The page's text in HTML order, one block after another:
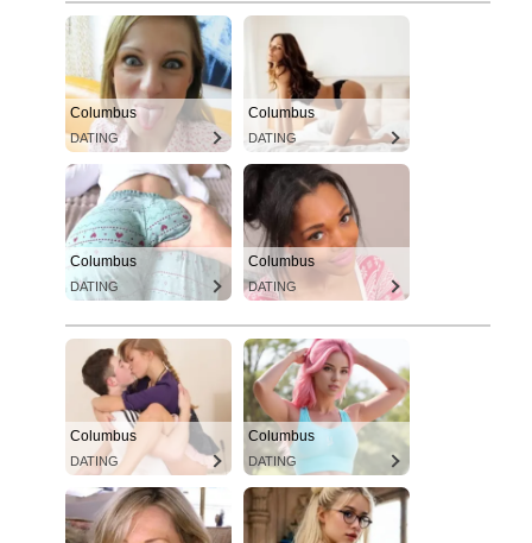
Columbus
DATING
Columbus
DATING
Columbus
DATING
Columbus
DATING
Columbus
DATING
Columbus
DATING